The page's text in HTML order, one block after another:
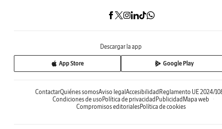
Descargar la app
App Store Google Play
ContactarQuiénes somosAviso legal Accesibilidad Reglamento UE 2024/
Condiciones de uso Política de privacidad Publicidad Mapa web
Compromisos editorialesPolítica de cookies